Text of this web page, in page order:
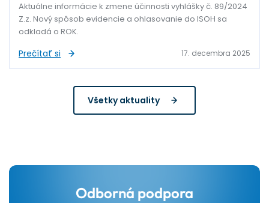
Aktuálne informácie k zmene účinnosti vyhlášky č. 89/2024
Z.z. Nový spôsob evidencie a ohlasovanie do ISOH sa
odkladá o ROK.
Prečítať si 17. decembra 2025
Všetky aktuality
Odborná podpora